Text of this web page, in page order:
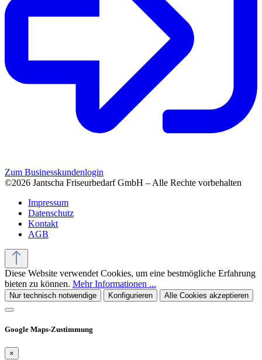
Zum Businesskundenlogin
©2026 Jantscha Friseurbedarf GmbH – Alle Rechte vorbehalten
Impressum
Datenschutz
Kontakt
AGB
Diese Website verwendet Cookies, um eine bestmögliche Erfahrung
bieten zu können. Mehr Informationen ...
Nur technisch notwendige Konfigurieren Alle Cookies akzeptieren
Google Maps-Zustimmung
×